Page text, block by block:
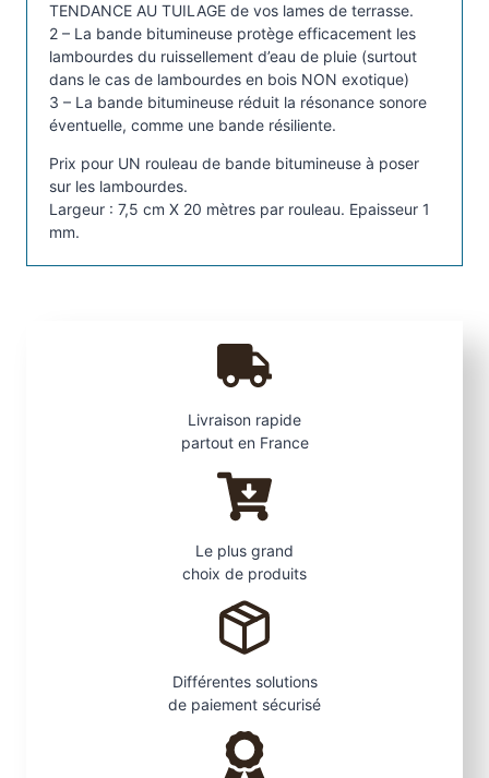
p
o
s
e
r
s
u
l
s
m
b
u
r
d
e
s
(
u
n
o
u
l
e
a
TENDANCE AU TUILAGE de vos lames de terrasse.
2 – La bande bitumineuse protège efficacement les
lambourdes du ruissellement d’eau de pluie (surtout
dans le cas de lambourdes en bois NON exotique)
3 – La bande bitumineuse réduit la résonance sonore
éventuelle, comme une bande résiliente.
Prix pour UN rouleau de bande bitumineuse à poser
sur les lambourdes.
Largeur : 7,5 cm X 20 mètres par rouleau. Epaisseur 1
mm.
Livraison rapide
partout en France
Le plus grand
choix de produits
Différentes solutions
de paiement sécurisé